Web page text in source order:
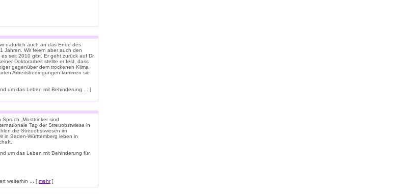
natürlich auch an das Ende des
Jahren. Wir feiern aber auch den
seit 2010 gibt. Er geht zurück auf Dr.
Doktorarbeit stellte er fest, dass
gegenüber dem trockenen Klima
Arbeitsbedingungen kommen sie
um das Leben mit Behinderung ... [
„Mosttrinker sind
Tag der Streuobstwiese in
die Streuobstwiesen im
in Baden-Württemberg leben in
um das Leben mit Behinderung für
weiterhin ... [ mehr]